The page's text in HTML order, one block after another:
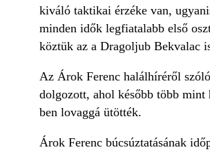
kiváló taktikai érzéke van,
minden idők legfiatalabb első
köztük az a Dragoljub Bekvalac
Az Árok Ferenc halálhíréről
dolgozott, ahol később több mint
ben lovaggá ütötték.
Árok Ferenc búcsúztatásának